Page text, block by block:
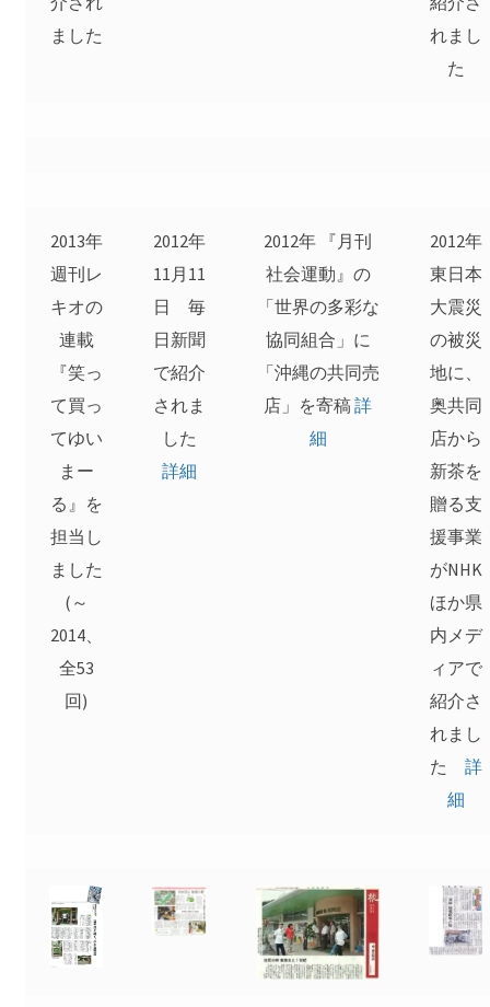
ました
れまし
た
2013年
週刊レ
キオの
連載
『笑っ
て買っ
てゆい
まー
る』を
担当し
ました
(～
2014、
全53
回)
2012年
11月11
日 毎
日新聞
で紹介
されま
した
詳細
2012年 『月刊
社会運動』の
「世界の多彩な
協同組合」に
「沖縄の共同売
店」を寄稿詳
細
2012年
東日本
大震災
の被災
地に、
奥共同
店から
新茶を
贈る支
援事業
がNHK
ほか県
内メデ
ィアで
紹介さ
れまし
た 詳
細